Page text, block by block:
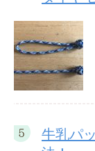
牛乳パ